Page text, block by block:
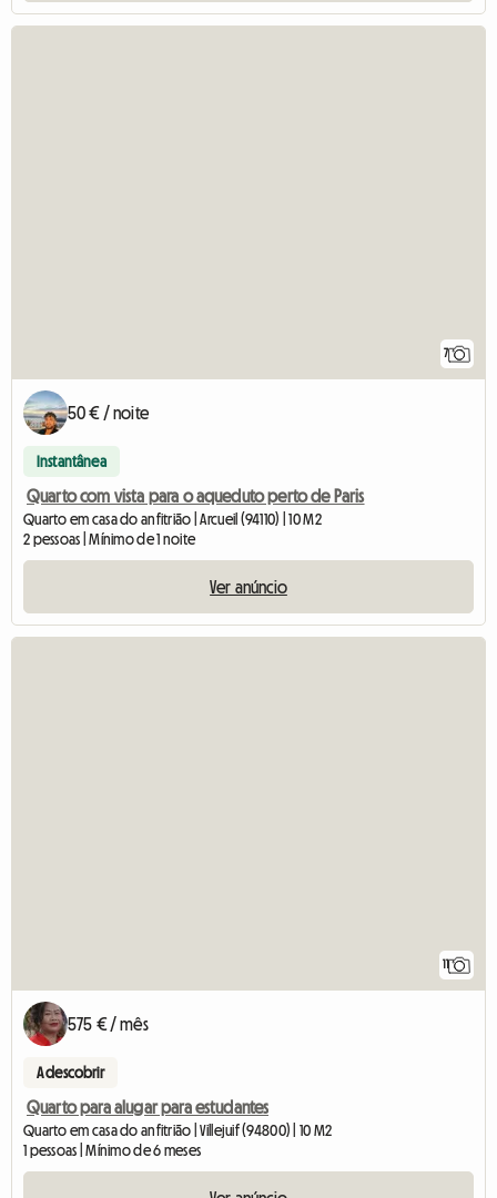
7
50 € / noite
Instantânea
Quarto com vista para o aqueduto perto de Paris
Quarto em casa do anfitrião | Arcueil (94110) | 10 M2
2 pessoas | Mínimo de 1 noite
Ver anúncio
11
575 € / mês
A descobrir
Quarto para alugar para estudantes
Quarto em casa do anfitrião | Villejuif (94800) | 10 M2
1 pessoas | Mínimo de 6 meses